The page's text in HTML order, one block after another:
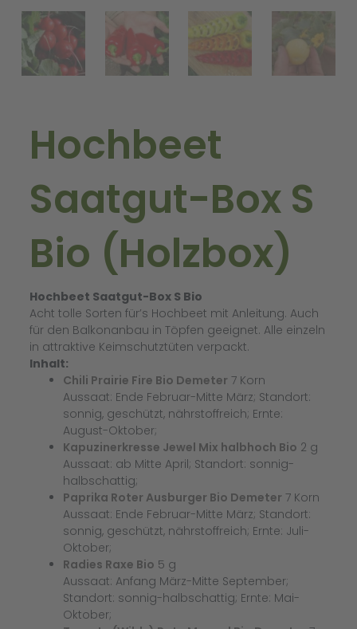
Hochbeet
Saatgut-Box S
Bio (Holzbox)
Hochbeet Saatgut-Box S Bio
Acht tolle Sorten für’s Hochbeet mit Anleitung. Auch
für den Balkonanbau in Töpfen geeignet. Alle einzeln
in attraktive Keimschutztüten verpackt.
Inhalt:
Chili Prairie Fire Bio Demeter 7 Korn
Aussaat: Ende Februar-Mitte März; Standort:
sonnig, geschützt, nährstoffreich; Ernte:
August-Oktober;
Kapuzinerkresse Jewel Mix halbhoch Bio 2 g
Aussaat: ab Mitte April; Standort: sonnig-
halbschattig;
Paprika Roter Ausburger Bio Demeter 7 Korn
Aussaat: Ende Februar-Mitte März; Standort:
sonnig, geschützt, nährstoffreich; Ernte: Juli-
Oktober;
Radies Raxe Bio 5 g
Aussaat: Anfang März-Mitte September;
Standort: sonnig-halbschattig; Ernte: Mai-
Oktober;